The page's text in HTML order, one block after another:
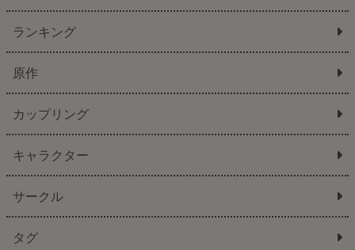
ランキング
原作
カップリング
キャラクター
サークル
タグ